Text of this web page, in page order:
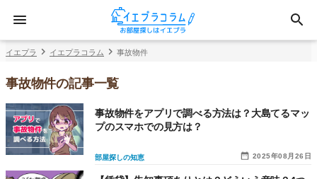
イエプラ イエプラコラム 事故物件
事故物件の記事一覧
2025年08月26日
部屋探しの知恵
事故物件をアプリで調べる方法は？大島てるマッ
プのスマホでの見方は？